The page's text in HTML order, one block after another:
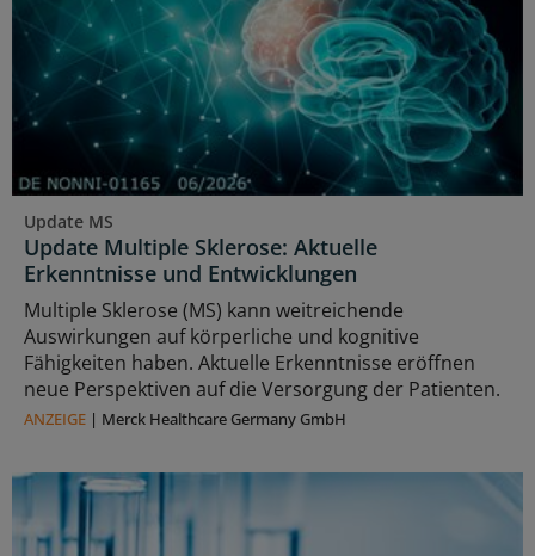
Update MS
Update Multiple Sklerose: Aktuelle
Erkenntnisse und Entwicklungen
Multiple Sklerose (MS) kann weitreichende
Auswirkungen auf körperliche und kognitive
Fähigkeiten haben. Aktuelle Erkenntnisse eröffnen
neue Perspektiven auf die Versorgung der Patienten.
ANZEIGE | Merck Healthcare Germany GmbH